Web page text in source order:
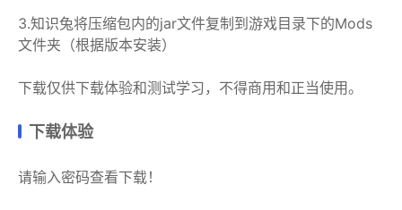
3.知识兔将压缩包内的jar文件复制到游戏目录下的Mods
文件夹（根据版本安装）
下载仅供下载体验和测试学习，不得商用和正当使用。
下载体验
请输入密码查看下载！